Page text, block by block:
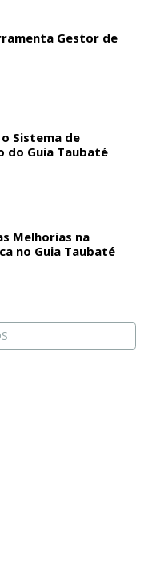
Gestor de
o Sistema de
do Guia Taubaté
Melhorias na
no Guia Taubaté